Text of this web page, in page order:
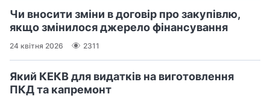
Чи вносити зміни в договір про закупівлю,
якщо змінилося джерело фінансування
24 квітня 2026 2311
Який КЕКВ для видатків на виготовлення
ПКД та капремонт